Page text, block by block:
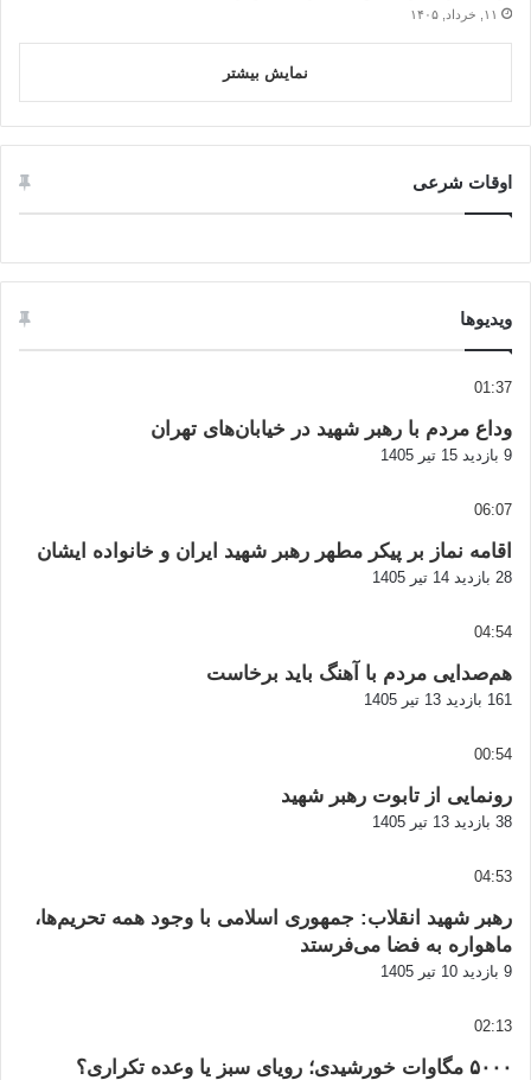
۱۱, خرداد, ۱۴۰۵
نمایش بیشتر
اوقات شرعی
ویدیوها
01:37
وداع مردم با رهبر شهید در خیابان‌های تهران
9 بازدید 15 تیر 1405
06:07
اقامه نماز بر پیکر مطهر رهبر شهید ایران و خانواده ایشان
28 بازدید 14 تیر 1405
04:54
هم‌صدایی مردم با آهنگ باید برخاست
161 بازدید 13 تیر 1405
00:54
رونمایی از تابوت رهبر شهید
38 بازدید 13 تیر 1405
04:53
رهبر شهید انقلاب: جمهوری اسلامی با وجود همه تحریم‌ها،
ماهواره به فضا می‌فرستد
9 بازدید 10 تیر 1405
02:13
۵۰۰۰ مگاوات خورشیدی؛ رویای سبز یا وعده تکراری؟